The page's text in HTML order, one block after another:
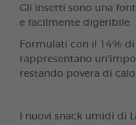
Gli insetti sono una
e facilmente digeribile.
Formulati con il 14%
rappresentano
restando povera di
I nuovi snack umidi di